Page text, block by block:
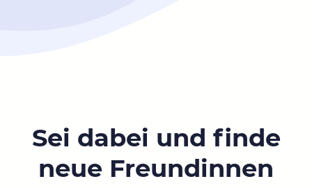
Sei dabei und finde
neue Freundinnen